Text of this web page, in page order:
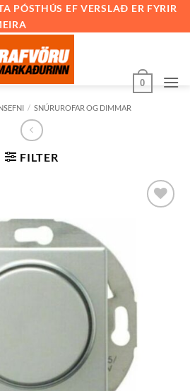
PÓSTHÚS EF VERSLAÐ ER FYRIR
0
/ SNÚRUROFAR OG DIMMAR
FILTER